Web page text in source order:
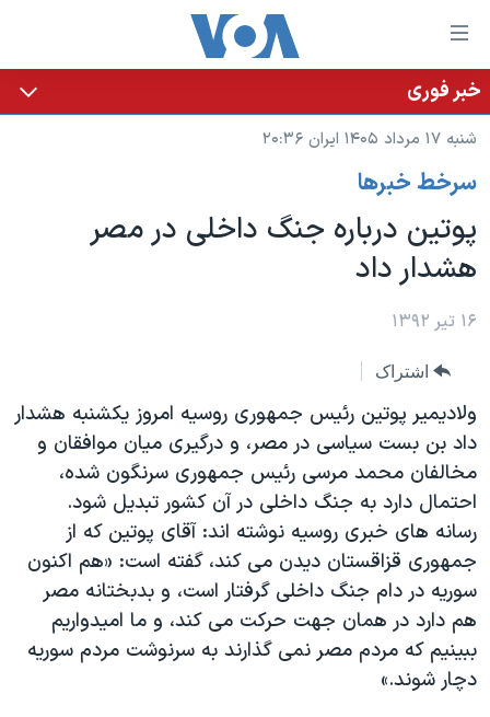
لینکهای
قابل
دسترسی
جهش
محتوای
اصلی
جهش
به
صفحه
جهش
جستجو
خانه
نسخه سبک وب‌سایت
موضوع ها
ایران
آمریکا
جهان
ویدیوها
فرهنگ و زندگی
حقوق شهروندی
اقتصادی
علم و فناوری
اسرائیل در جنگ
برنامه های تلویزیونی
جدول برنامه ها
صفحه‌های ویژه
بایگانی برنامه‌های تلویزیونی
مستندها
انتخابات ریاست جمهوری آمریکا ۲۰۲۴
حمله جمهوری اسلامی به اسرائیل
رمز مهسا
ورزش زنان در ایران
یادگیری زبان انگلیسی
دنبال کنید
زبانهای مختلف
خبر فوری
شنبه ۱۷ مرداد ۱۴۰۵ ایران ۲۰:۳۶
سرخط خبرها
پوتین درباره جنگ داخلی در مصر
هشدار داد
۱۶ تیر ۱۳۹۲
اشتراک
ولادیمیر پوتین رئیس جمهوری روسیه امروز یکشنبه هشدار
داد بن بست سیاسی در مصر، و درگیری میان موافقان و
مخالفان محمد مرسی رئیس جمهوری سرنگون شده،
احتمال دارد به جنگ داخلی در آن کشور تبدیل شود.
رسانه های خبری روسیه نوشته اند: آقای پوتین که از
جمهوری قزاقستان دیدن می کند، گفته است: «هم اکنون
سوریه در دام جنگ داخلی گرفتار است، و بدبختانه مصر
هم دارد در همان جهت حرکت می کند، و ما امیدواریم
ببینیم که مردم مصر نمی گذارند به سرنوشت مردم سوریه
دچار شوند.»